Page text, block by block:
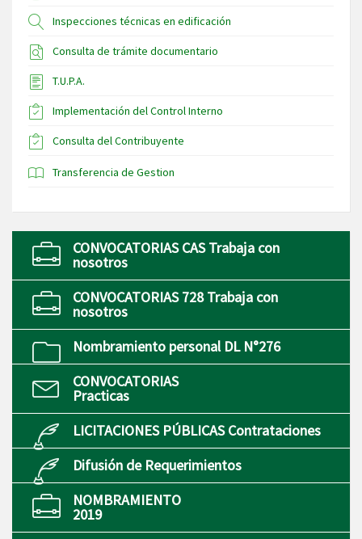
Inspecciones técnicas en edificación
Consulta de trámite documentario
T.U.P.A.
Implementación del Control Interno
Consulta del Contribuyente
Transferencia de Gestion
CONVOCATORIAS CAS Trabaja con
nosotros
CONVOCATORIAS 728 Trabaja con
nosotros
Nombramiento personal DL N°276
CONVOCATORIAS
Practicas
LICITACIONES PÚBLICAS Contrataciones
Difusión de Requerimientos
NOMBRAMIENTO
2019